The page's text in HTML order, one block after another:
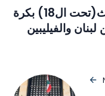
بطولة آسيا للاناث(تحت ال18) بكرة
والفيليبين